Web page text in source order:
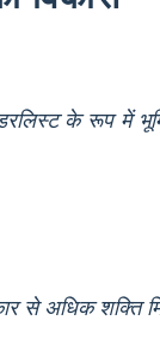
के रूप में
से अधिक शक्ति